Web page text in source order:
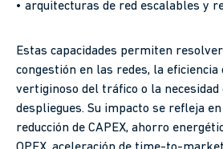
• arquitecturas de red escalables y
Estas capacidades permiten
congestión en las redes, la
vertiginoso del tráfico o la necesidad
despliegues. Su impacto se refleja
reducción de CAPEX, ahorro